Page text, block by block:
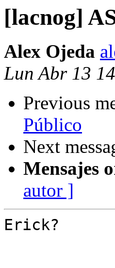
[lacnog]
Alex Ojeda
Lun Abr 13
Previous
Público
Next
Mensajes
autor ]
Erick?